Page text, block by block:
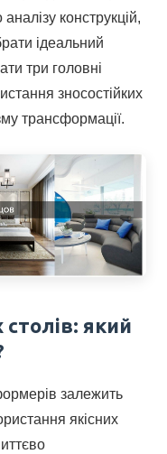
конструкцій,
ідеальний
три головні
зносостійких
трансформації.
який
залежить
якісних